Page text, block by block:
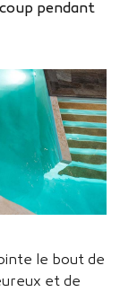
pendant
le bout de
et de